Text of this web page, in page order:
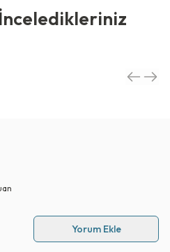
Yorum Ekle